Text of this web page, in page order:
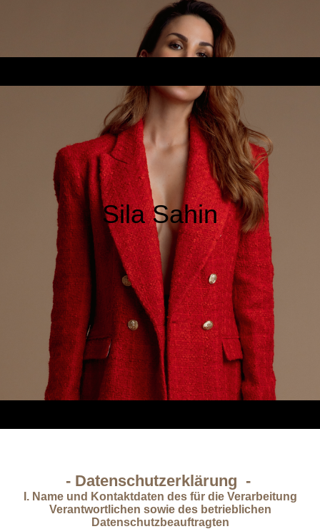
Sila Sahin
- Datenschutzerklärung -
I. Name und Kontaktdaten des für die Verarbeitung
Verantwortlichen sowie des betrieblichen
Datenschutzbeauftragten